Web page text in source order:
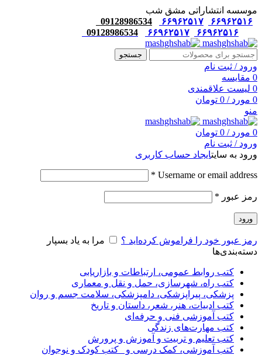
موسسه انتشاراتی مشق شب
۶۶۹۶۲۵۱۶
۶۶۹۶۲۵۱۷
09128986534
۶۶۹۶۲۵۱۶
۶۶۹۶۲۵۱۷ 09128986534
جستجو
ورود / ثبت نام
0 مقایسه
0 لیست علاقمندی
0 مورد /
0 تومان
منو
0 مورد /
0 تومان
ورود / ثبت نام
ورود به سایتایجاد حساب کاربری
Username or email address
*
رمز عبور *
ورود
رمز عبور خود را فراموش کرده‌اید ؟
مرا به یاد بسپار
دسته‌بندی‌ها
کتب روابط عمومی، ارتباطات و بازاریابی
کتب راه، شهرسازی، حمل و نقل و معماری
پزشکی، پیراپزشکی، دامپزشکی، سلامت جسم و روان
کتب ادبیات، هنر، شعر، داستان و تاریخ
کتب آموزشی فنی و حرفه‌ای
کتب مهارت‌های زندگی
کتب تعلیم و تربیت و آموزش و پرورش
کتب آموزشی، کمک درسی و _کتب کودک و نوجوان